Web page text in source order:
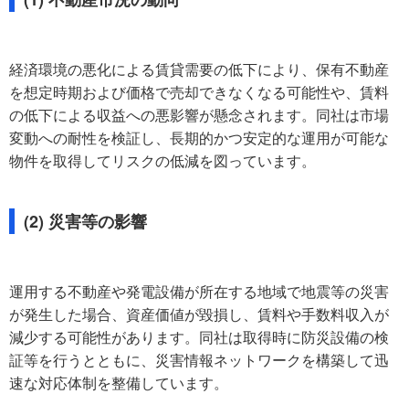
経済環境の悪化による賃貸需要の低下により、保有不動産
を想定時期および価格で売却できなくなる可能性や、賃料
の低下による収益への悪影響が懸念されます。同社は市場
変動への耐性を検証し、長期的かつ安定的な運用が可能な
物件を取得してリスクの低減を図っています。
(2) 災害等の影響
運用する不動産や発電設備が所在する地域で地震等の災害
が発生した場合、資産価値が毀損し、賃料や手数料収入が
減少する可能性があります。同社は取得時に防災設備の検
証等を行うとともに、災害情報ネットワークを構築して迅
速な対応体制を整備しています。